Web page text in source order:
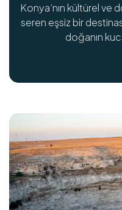
Konya’nın kültürel ve
seren eşsiz bir
doğanın